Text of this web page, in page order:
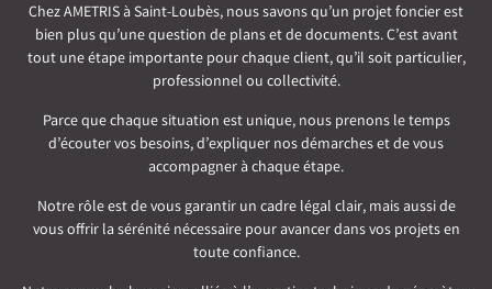
Chez AMETRIS à Saint-Loubès, nous savons qu’un projet foncier est
bien plus qu’une question de plans et de documents. C’est avant
tout une étape importante pour chaque client, qu’il soit particulier,
professionnel ou collectivité.
Parce que chaque situation est unique, nous prenons le temps
d’écouter vos besoins, d’expliquer nos démarches et de vous
accompagner à chaque étape.
Notre rôle est de vous garantir un cadre légal clair, mais aussi de
vous offrir la sérénité nécessaire pour avancer dans vos projets en
toute confiance.